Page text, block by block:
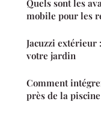
Quels sont les
mobile pour les
Jacuzzi extérieur
votre jardin
Comment
près de la